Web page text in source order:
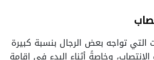
تواجه بعض الرجال بنسبة كبيرة
وخاصةً أثناء البدء في إقامة